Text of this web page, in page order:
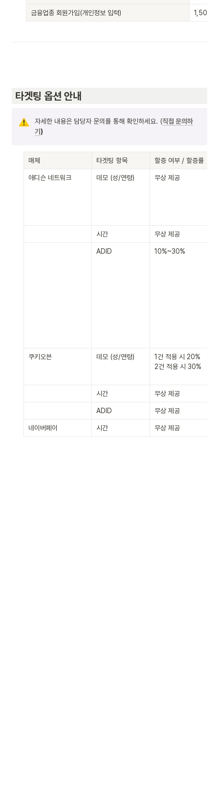
금융업종 회원가입(개인정보 입력) 1,500원
타겟팅 옵션 안내
자세한 내용은 담당자 문의를 통해 확인하세요. (직접 문의하
기 )
매체 타겟팅 항목 할증 여부 / 할증률
애디슨 네트워크 데모 (성/연령) 무상 제공
시간 무상 제공
ADID 10%~30%
쿠키오븐 데모 (성/연령)
1건 적용 시 20%
2건 적용 시 30%
시간 무상 제공
ADID 무상 제공
네이버페이 시간 무상 제공